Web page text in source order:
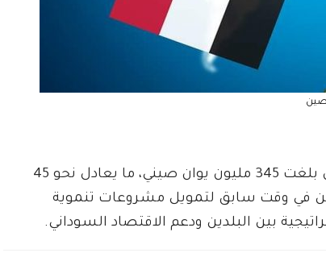
الشعبية إعفاء السودان من ديون بلغت 345 مليون يوان صيني، ما يعادل نحو 45
في وقت سابق لتمويل مشروعات تنموية
بين البلدين ودعم الاقتصاد السوداني.